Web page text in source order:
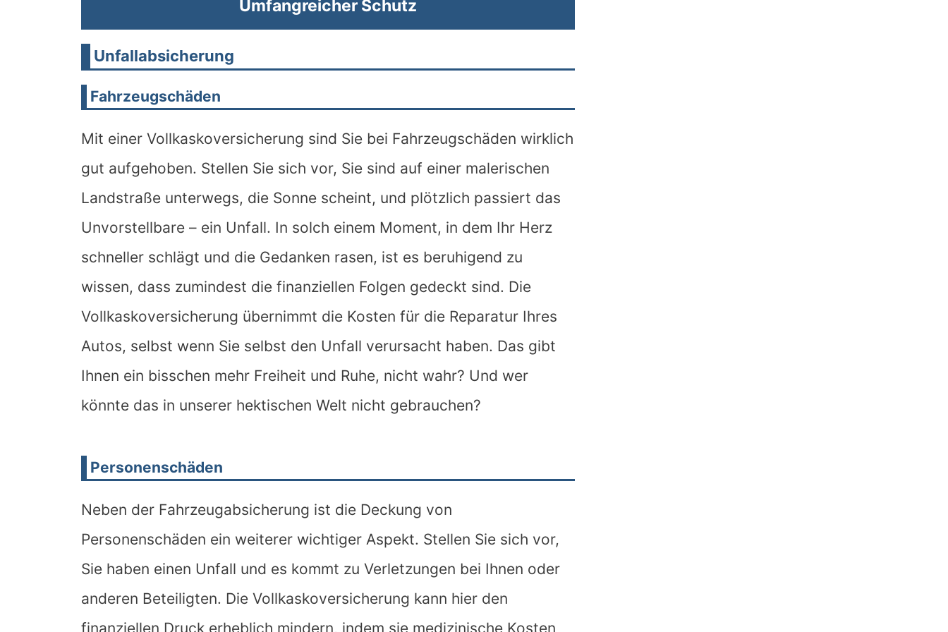
Umfangreicher Schutz
Unfallabsicherung
Fahrzeugschäden
Mit einer Vollkaskoversicherung sind Sie bei Fahrzeugschäden wirklich
gut aufgehoben. Stellen Sie sich vor, Sie sind auf einer malerischen
Landstraße unterwegs, die Sonne scheint, und plötzlich passiert das
Unvorstellbare – ein Unfall. In solch einem Moment, in dem Ihr Herz
schneller schlägt und die Gedanken rasen, ist es beruhigend zu
wissen, dass zumindest die finanziellen Folgen gedeckt sind. Die
Vollkaskoversicherung übernimmt die Kosten für die Reparatur Ihres
Autos, selbst wenn Sie selbst den Unfall verursacht haben. Das gibt
Ihnen ein bisschen mehr Freiheit und Ruhe, nicht wahr? Und wer
könnte das in unserer hektischen Welt nicht gebrauchen?
Personenschäden
Neben der Fahrzeugabsicherung ist die Deckung von
Personenschäden ein weiterer wichtiger Aspekt. Stellen Sie sich vor,
Sie haben einen Unfall und es kommt zu Verletzungen bei Ihnen oder
anderen Beteiligten. Die Vollkaskoversicherung kann hier den
finanziellen Druck erheblich mindern, indem sie medizinische Kosten